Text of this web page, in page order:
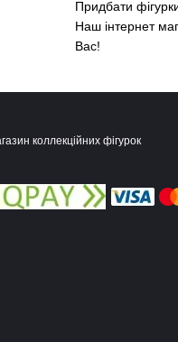
Придбати
Наш інтернет
Вас!
коллекційних фігурок